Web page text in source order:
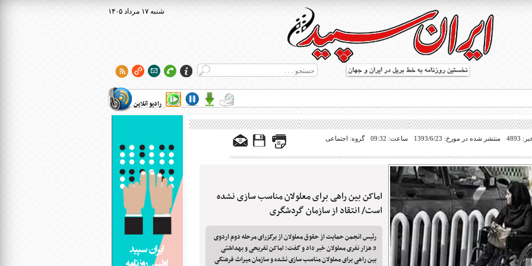
۱۴۰۵ شنبه ۱۷ مرداد
رادیو آنلاین
بریل در جهان
منتشر شده در مورخ: 1393/6/23 ساعت: 09:32 گروه: اجتماعی
اماکن بین راهی برای معلولان مناسب سازی نشده
است/ انتقاد از سازمان گردشگری
رئیس انجمن حمایت از حقوق معلولان از برگزرای مرحله دوم اردوی
2 هزار نفری معلولان خبر داد و گفت: اماکن تفریحی و بهداشتی
بین راهی برای معلولان مناسب سازی نشده و سازمان میراث فرهنگی